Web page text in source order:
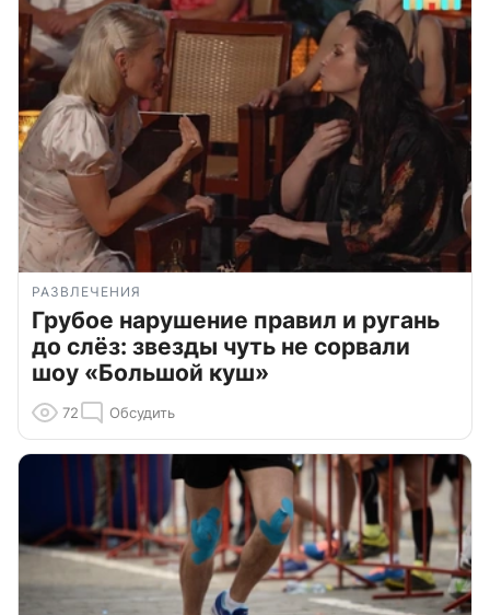
РАЗВЛЕЧЕНИЯ
Грубое нарушение правил и ругань
до слёз: звезды чуть не сорвали
шоу «Большой куш»
72 Обсудить